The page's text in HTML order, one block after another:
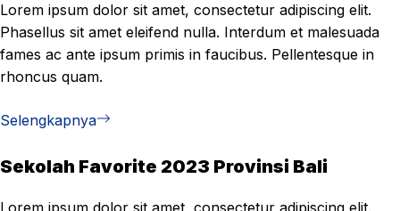
Lorem ipsum dolor sit amet, consectetur adipiscing elit.
Phasellus sit amet eleifend nulla. Interdum et malesuada
fames ac ante ipsum primis in faucibus. Pellentesque in
rhoncus quam.
Selengkapnya
Sekolah Favorite 2023 Provinsi Bali
Lorem ipsum dolor sit amet, consectetur adipiscing elit.